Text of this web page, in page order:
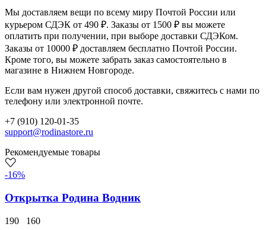
Мы доставляем вещи по всему миру Почтой России или
курьером СДЭК от 490 ₽. Заказы от 1500 ₽ вы можете
оплатить при получении, при выборе доставки СДЭКом.
Заказы от 10000 ₽ доставляем бесплатно Почтой России.
Кроме того, вы можете забрать заказ самостоятельно в
магазине в Нижнем Новгороде.
Если вам нужен другой способ доставки, свяжитесь с нами по
телефону или электронной почте.
+7 (910) 120-01-35
support@rodinastore.ru
Рекомендуемые товары
-16%
Открытка Родина Водник
190 160